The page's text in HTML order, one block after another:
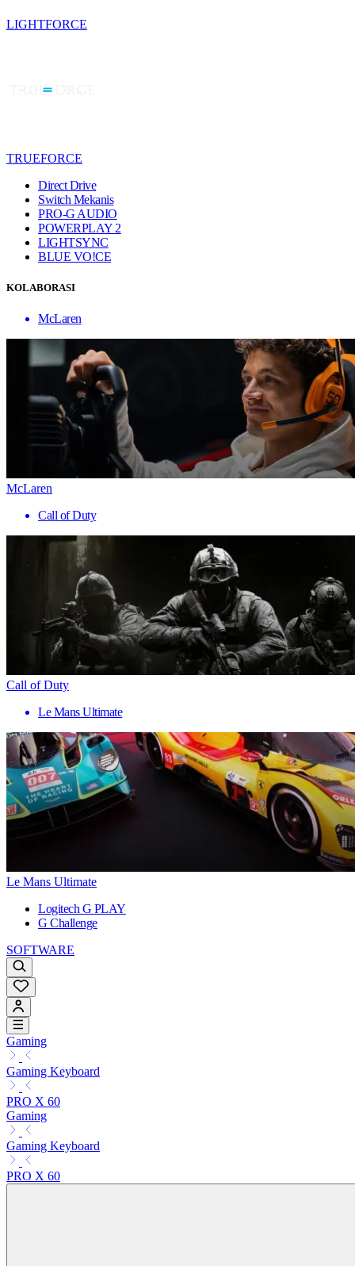
LIGHTFORCE
TRUEFORCE
Direct Drive
Switch Mekanis
PRO-G AUDIO
POWERPLAY 2
LIGHTSYNC
BLUE VO!CE
KOLABORASI
McLaren
McLaren
Call of Duty
Call of Duty
Le Mans Ultimate
Le Mans Ultimate
Logitech G PLAY
G Challenge
SOFTWARE
Gaming
Gaming Keyboard
PRO X 60
Gaming
Gaming Keyboard
PRO X 60